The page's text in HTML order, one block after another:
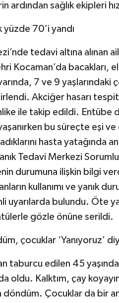
ardından sağlık ekipleri
yüzde 70’i yandı
tedavi altına alınan
Kocaman’da bacakları,
7 ve 9 yaşlarındaki
Akciğer hasarı
ile takip edildi. Entübe
bu süreçte eşi
hasta yatağında
Tedavi Merkezi
durumuna ilişkin bilgi
kullanımı ve yanık
uyarılarda bulundu. Öte
gözle önüne serildi.
çocuklar ‘Yanıyoruz’
taburcu edilen 45
oldu. Kalktım, çay
Çocuklar da bir